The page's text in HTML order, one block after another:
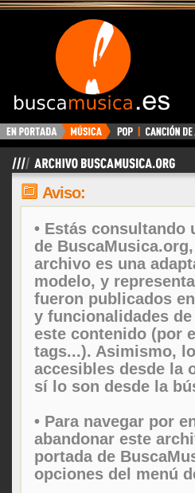
Aviso:
• Estás consultando
de
archivo es una
modelo, y
fueron publicados
y funcionalidades
este contenido (por
tags...). Asimismo,
accesibles desde la
sí lo son desde la
• Para navegar por
abandonar este
portada de
opciones del menú